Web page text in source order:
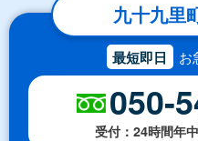
九十九里
最短即日 お
050-
受付：24時間年